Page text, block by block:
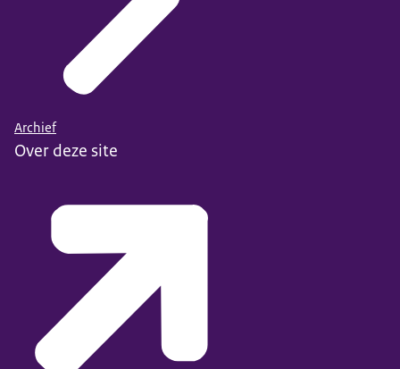
Archief
Over deze site